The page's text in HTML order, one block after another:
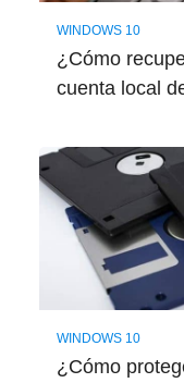
WINDOWS 10
¿Cómo
cuenta local
WINDOWS 10
¿Cómo